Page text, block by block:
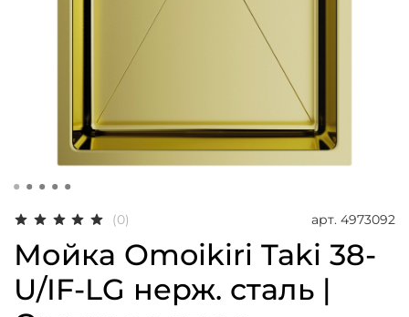
(0) арт. 4973092
Мойка Omoikiri Taki 38-
U/IF-LG нерж. сталь |